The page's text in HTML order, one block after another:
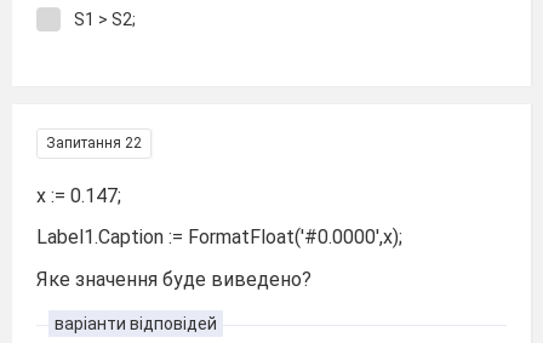
S1 > S2;
Запитання 22
x := 0.147;
Label1.Caption := FormatFloat('#0.0000',x);
Яке значення буде виведено?
варіанти відповідей